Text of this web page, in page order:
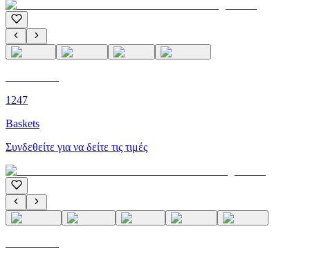
1247
Baskets
Συνδεθείτε για να δείτε τις τιμές